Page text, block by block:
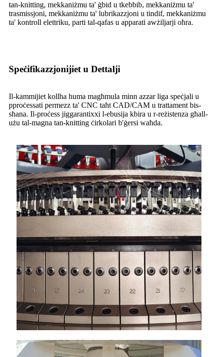
tan-knitting, mekkaniżmu ta' ġbid u tkebbib, mekkaniżmu ta'
trasmissjoni, mekkaniżmu ta' lubrikazzjoni u tindif, mekkaniżmu
ta' kontroll elettriku, parti tal-qafas u apparati awżiljarji oħra.
Speċifikazzjonijiet u Dettalji
Il-kammijiet kollha huma magħmula minn azzar liga speċjali u
pproċessati permezz ta' CNC taħt CAD/CAM u trattament bis-
sħana. Il-proċess jiggarantixxi l-ebusija kbira u r-reżistenza għall-
użu tal-magna tan-knitting ċirkolari b'ġersi waħda.